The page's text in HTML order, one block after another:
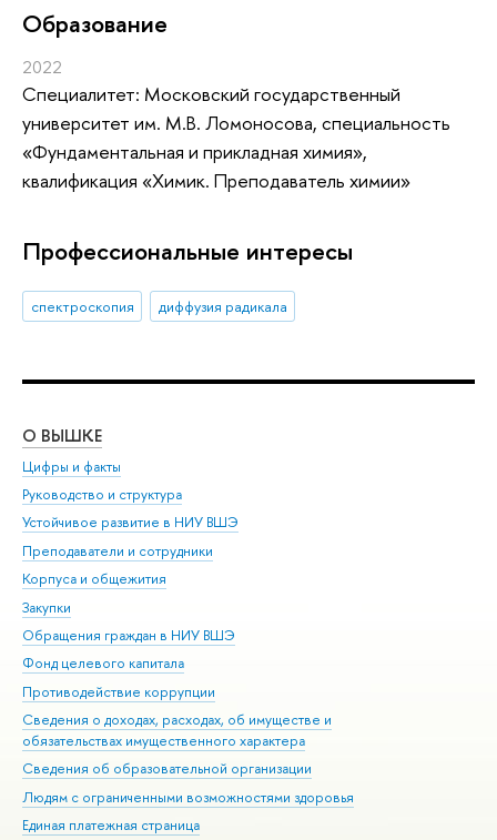
Oбразование
2022
Специалитет: Московский государственный
университет им. М.В. Ломоносова, специальность
«Фундаментальная и прикладная химия»,
квалификация «Химик. Преподаватель химии»
Профессиональные интересы
спектроскопия диффузия радикала
О ВЫШКЕ
Цифры и факты
Руководство и структура
Устойчивое развитие в НИУ ВШЭ
Преподаватели и сотрудники
Корпуса и общежития
Закупки
Обращения граждан в НИУ ВШЭ
Фонд целевого капитала
Противодействие коррупции
Сведения о доходах, расходах, об имуществе и
обязательствах имущественного характера
Сведения об образовательной организации
Людям с ограниченными возможностями здоровья
Единая платежная страница